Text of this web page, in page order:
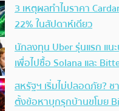
3 เหตุผลทำไมราคา
22% ในสัปดาห์เดียว
นักลงทุน Uber รุ่นแรก แน
เพื่อไปซื้อ Solana และ
สหรัฐฯ เริ่มไม่ปลอดภัย?
ตั้งข้อหาบุกรุกบ้านขโมย